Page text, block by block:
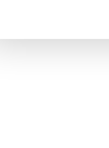
entradas